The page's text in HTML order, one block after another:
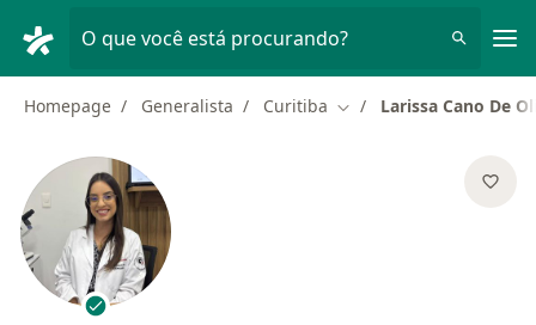
O que você está procurando?
Homepage Generalista Curitiba Mudar de cidade
Larissa Cano De